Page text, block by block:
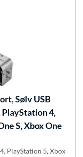
Sølv USB
4,
S, Xbox One
PlayStation 5, Xbox